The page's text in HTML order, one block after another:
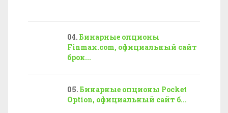
Бинарные опционы
Finmax.com, официальный сайт
брок...
Бинарные опционы Pocket
Option, официальный сайт б...